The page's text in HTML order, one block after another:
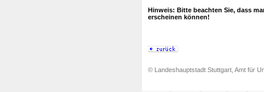
Hinweis: Bitte beachten Sie, dass
erscheinen können!
© Landeshauptstadt Stuttgart, Amt für